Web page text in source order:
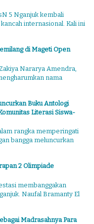
5 Nganjuk kembali
internasional. Kali ini
di Mageti Open
Nararya Amendra,
nama
Buku Antologi
Literasi Siswa-
rangka memperingati
bangga meluncurkan
2 Olimpiade
membanggakan
Naufal Bramanty El
Madrasahnya Para